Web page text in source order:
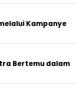
Kampanye
Bertemu dalam